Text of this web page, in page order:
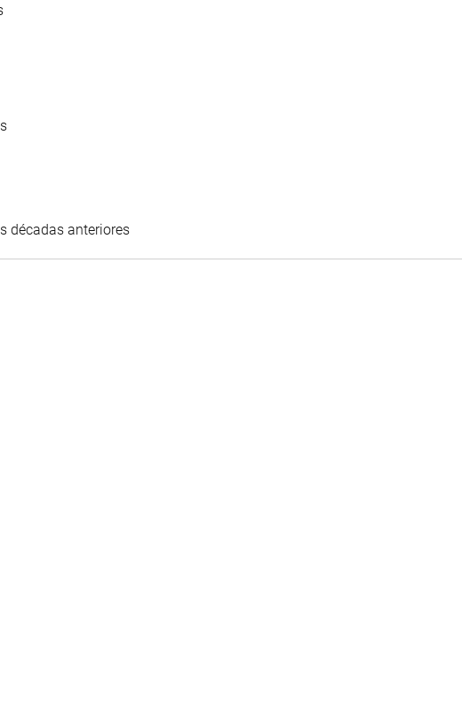
décadas anterioresDieter Küffer, CFA®